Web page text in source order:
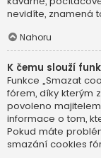
nevidíte, znamená
Nahoru
K čemu slouží
Funkce „Smazat
fórem, díky kterým
povoleno
informace o tom,
Pokud máte
smazání cookies